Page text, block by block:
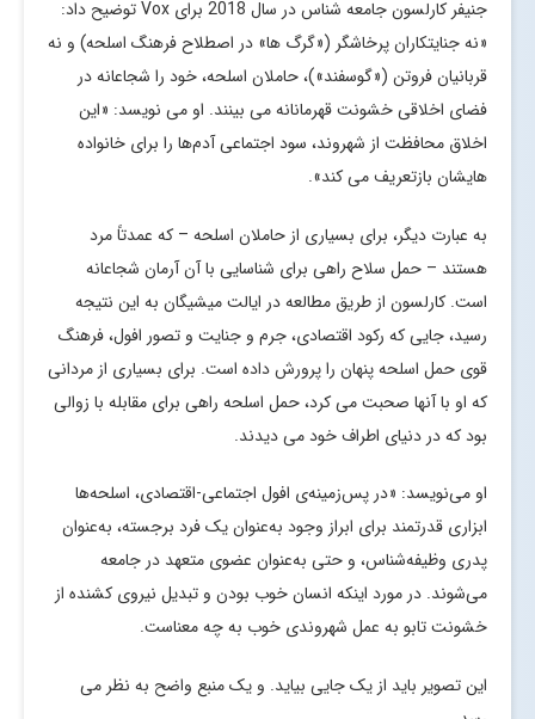
جنیفر کارلسون جامعه شناس در سال 2018 برای Vox توضیح داد:
«نه جنایتکاران پرخاشگر («گرگ ها» در اصطلاح فرهنگ اسلحه) و نه
قربانیان فروتن («گوسفند»)، حاملان اسلحه، خود را شجاعانه در
فضای اخلاقی خشونت قهرمانانه می بینند. او می نویسد: «این
اخلاق محافظت از شهروند، سود اجتماعی آدم‌ها را برای خانواده
هایشان بازتعریف می کند».
به عبارت دیگر، برای بسیاری از حاملان اسلحه – که عمدتاً مرد
هستند – حمل سلاح راهی برای شناسایی با آن آرمان شجاعانه
است. کارلسون از طریق مطالعه در ایالت میشیگان به این نتیجه
رسید، جایی که رکود اقتصادی، جرم و جنایت و تصور افول، فرهنگ
قوی حمل اسلحه پنهان را پرورش داده است. برای بسیاری از مردانی
که او با آنها صحبت می کرد، حمل اسلحه راهی برای مقابله با زوالی
بود که در دنیای اطراف خود می دیدند.
او می‌نویسد: «در پس‌زمینه‌ی افول اجتماعی-اقتصادی، اسلحه‌ها
ابزاری قدرتمند برای ابراز وجود به‌عنوان یک فرد برجسته، به‌عنوان
پدری وظیفه‌شناس، و حتی به‌عنوان عضوی متعهد در جامعه
می‌شوند. در مورد اینکه انسان خوب بودن و تبدیل نیروی کشنده از
خشونت تابو به عمل شهروندی خوب به چه معناست.
این تصویر باید از یک جایی بیاید. و یک منبع واضح به نظر می